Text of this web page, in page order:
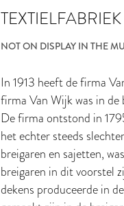
NOT ON DISPLAY IN THE
In 1913 heeft de firma
firma Van Wijk was in
De firma ontstond in
het echter steeds
breigaren en sajetten,
breigaren in dit voorstel
dekens produceerde in